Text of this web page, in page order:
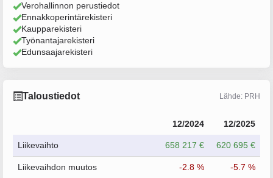
Verohallinnon perustiedot
Ennakkoperintärekisteri
Kaupparekisteri
Työnantajarekisteri
Edunsaajarekisteri
Taloustiedot Lähde: PRH
12/2024 12/2025
Liikevaihto 658 217 € 620 695 €
Liikevaihdon muutos -2.8 % -5.7 %